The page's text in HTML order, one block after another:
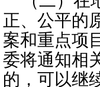
正、公平的
案和重点项
委将通知相
的，可以继